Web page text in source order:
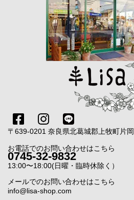
〒639-0201 奈良県北葛城郡上牧町片
お電話でのお問い合わせはこちら
0745-32-9832
13:00〜18:00(日曜・臨時休除く）
メールでのお問い合わせはこちら
info@lisa-shop.com